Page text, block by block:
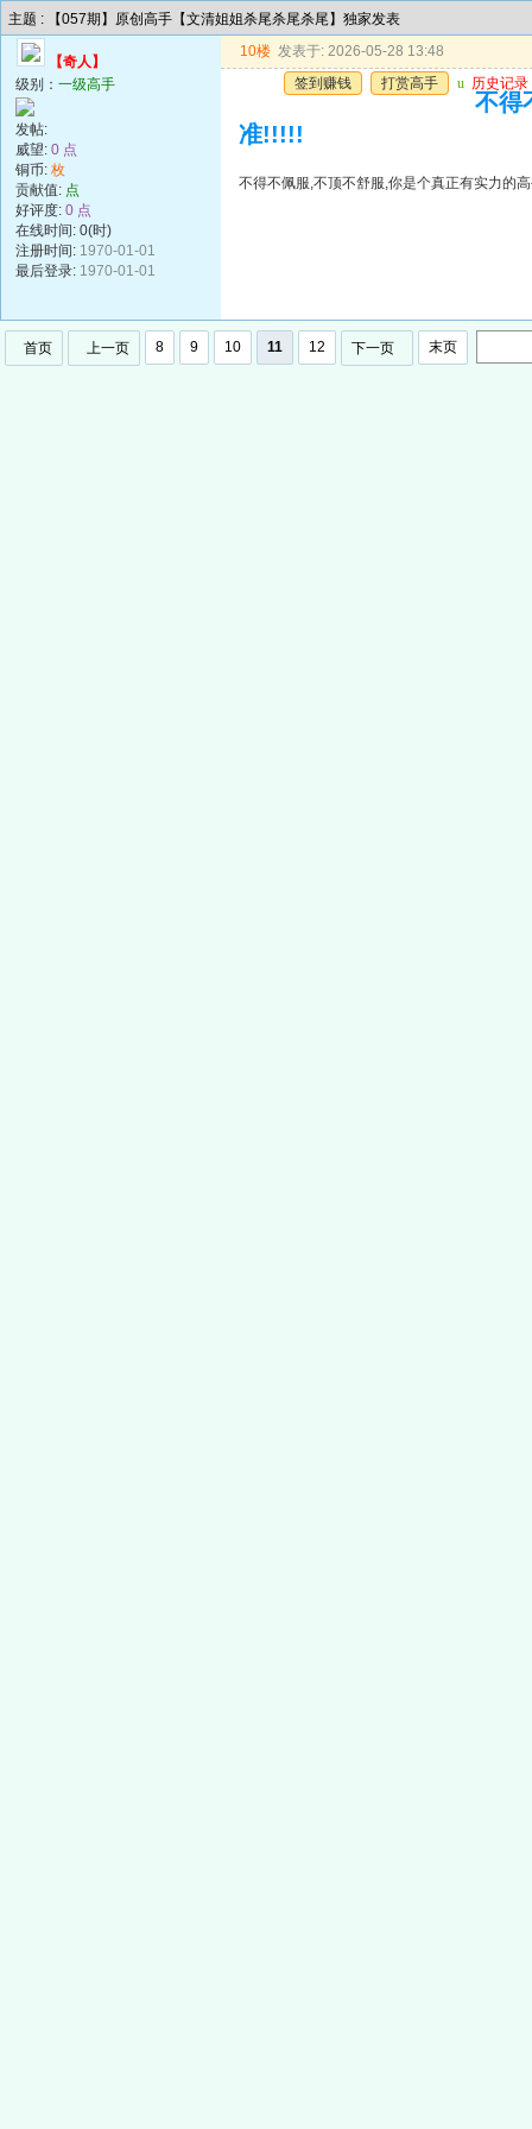
主题 : 【057期】原创高手【文清姐姐杀尾杀尾杀尾】独家发表
【奇人】
级别： 一级高手
发帖:
威望: 0 点
铜币: 枚
贡献值: 点
好评度: 0 点
在线时间: 0(时)
注册时间: 1970-01-01
最后登录: 1970-01-01
10楼 发表于: 2026-05-28 13:48
签到赚钱
打赏高手 u 历史记录
不得
准!!!!!
不得不佩服,不顶不舒服,你是个真正有实力的
首页 上一页 8 9 10 11 12 下一页 末页